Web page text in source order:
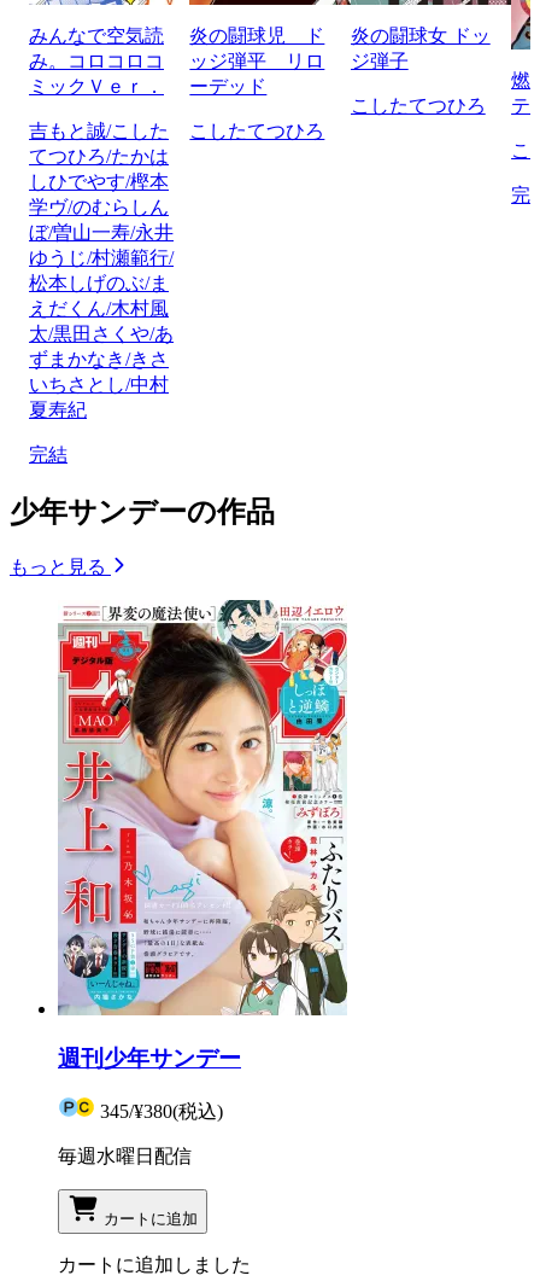
みんなで空気読
み。コロコロコ
ミックＶｅｒ．
吉もと誠/こした
てつひろ/たかは
しひでやす/樫本
学ヴ/のむらしん
ぼ/曽山一寿/永井
ゆうじ/村瀬範行/
松本しげのぶ/ま
えだくん/木村風
太/黒田さくや/あ
ずまかなき/きさ
いちさとし/中村
夏寿紀
完結
炎の闘球児 ド
ッジ弾平 リロ
ーデッド
こしたてつひろ
炎の闘球女 ドッ
ジ弾子
こしたてつひろ
燃
テ
こ
完
少年サンデーの作品
もっと見る
週刊少年サンデー
345/¥380(税込)
毎週水曜日配信
カートに追加
カートに追加しました